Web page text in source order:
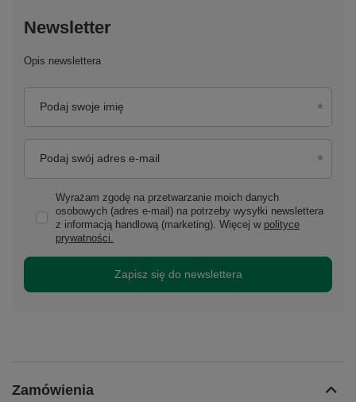
Newsletter
Opis newslettera
Podaj swoje imię
Podaj swój adres e-mail
Wyrażam zgodę na przetwarzanie moich danych
osobowych (adres e-mail) na potrzeby wysyłki newslettera
z informacją handlową (marketing). Więcej w polityce
prywatności.
Zapisz się do newslettera
Zamówienia